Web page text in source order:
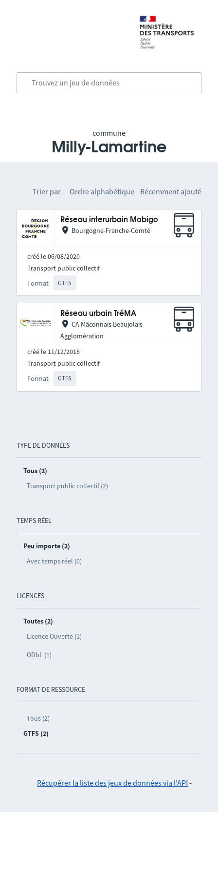
commune
Milly-Lamartine
TYPE DE DONNÉES
Tous (2)
Transport public collectif (2)
TEMPS RÉEL
Peu importe (2)
Avec temps réel (0)
LICENCES
Toutes (2)
Licence Ouverte (1)
ODbL (1)
FORMAT DE RESSOURCE
Tous (2)
GTFS (2)
Trier par Ordre alphabétique Récemment ajouté
Réseau interurbain Mobigo
Bourgogne-Franche-Comté
créé le 06/08/2020
Format GTFS
Transport public collectif
Réseau urbain TréMA
CA Mâconnais Beaujolais
Agglomération
créé le 11/12/2018
Format GTFS
Transport public collectif
Récupérer la liste des jeux de données via l'API -